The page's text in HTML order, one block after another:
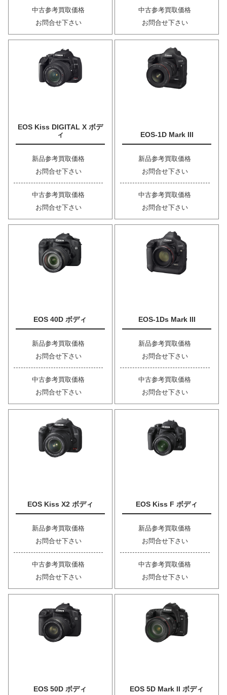
中古参考買取価格
お問合せ下さい
中古参考買取価格
お問合せ下さい
EOS Kiss DIGITAL X ボデ
ィ
新品参考買取価格
お問合せ下さい
中古参考買取価格
お問合せ下さい
EOS-1D Mark III
新品参考買取価格
お問合せ下さい
中古参考買取価格
お問合せ下さい
EOS 40D ボディ
新品参考買取価格
お問合せ下さい
中古参考買取価格
お問合せ下さい
EOS-1Ds Mark III
新品参考買取価格
お問合せ下さい
中古参考買取価格
お問合せ下さい
EOS Kiss X2 ボディ
新品参考買取価格
お問合せ下さい
中古参考買取価格
お問合せ下さい
EOS Kiss F ボディ
新品参考買取価格
お問合せ下さい
中古参考買取価格
お問合せ下さい
EOS 50D ボディ EOS 5D Mark II ボディ